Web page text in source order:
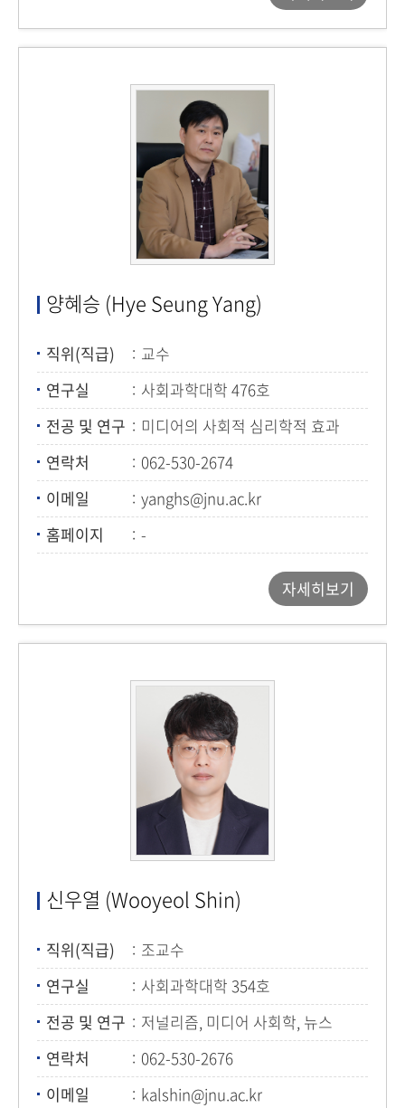
양혜승 (Hye Seung Yang)
직위(직급)
교수
연구실
사회과학대학 476호
전공 및 연구
미디어의 사회적 심리학적 효과
연락처
062-530-2674
이메일
yanghs@jnu.ac.kr
홈페이지
-
자세히보기
신우열 (Wooyeol Shin)
직위(직급)
조교수
연구실
사회과학대학 354호
전공 및 연구
저널리즘, 미디어 사회학, 뉴스
생산자
연락처
062-530-2676
이메일
kalshin@jnu.ac.kr